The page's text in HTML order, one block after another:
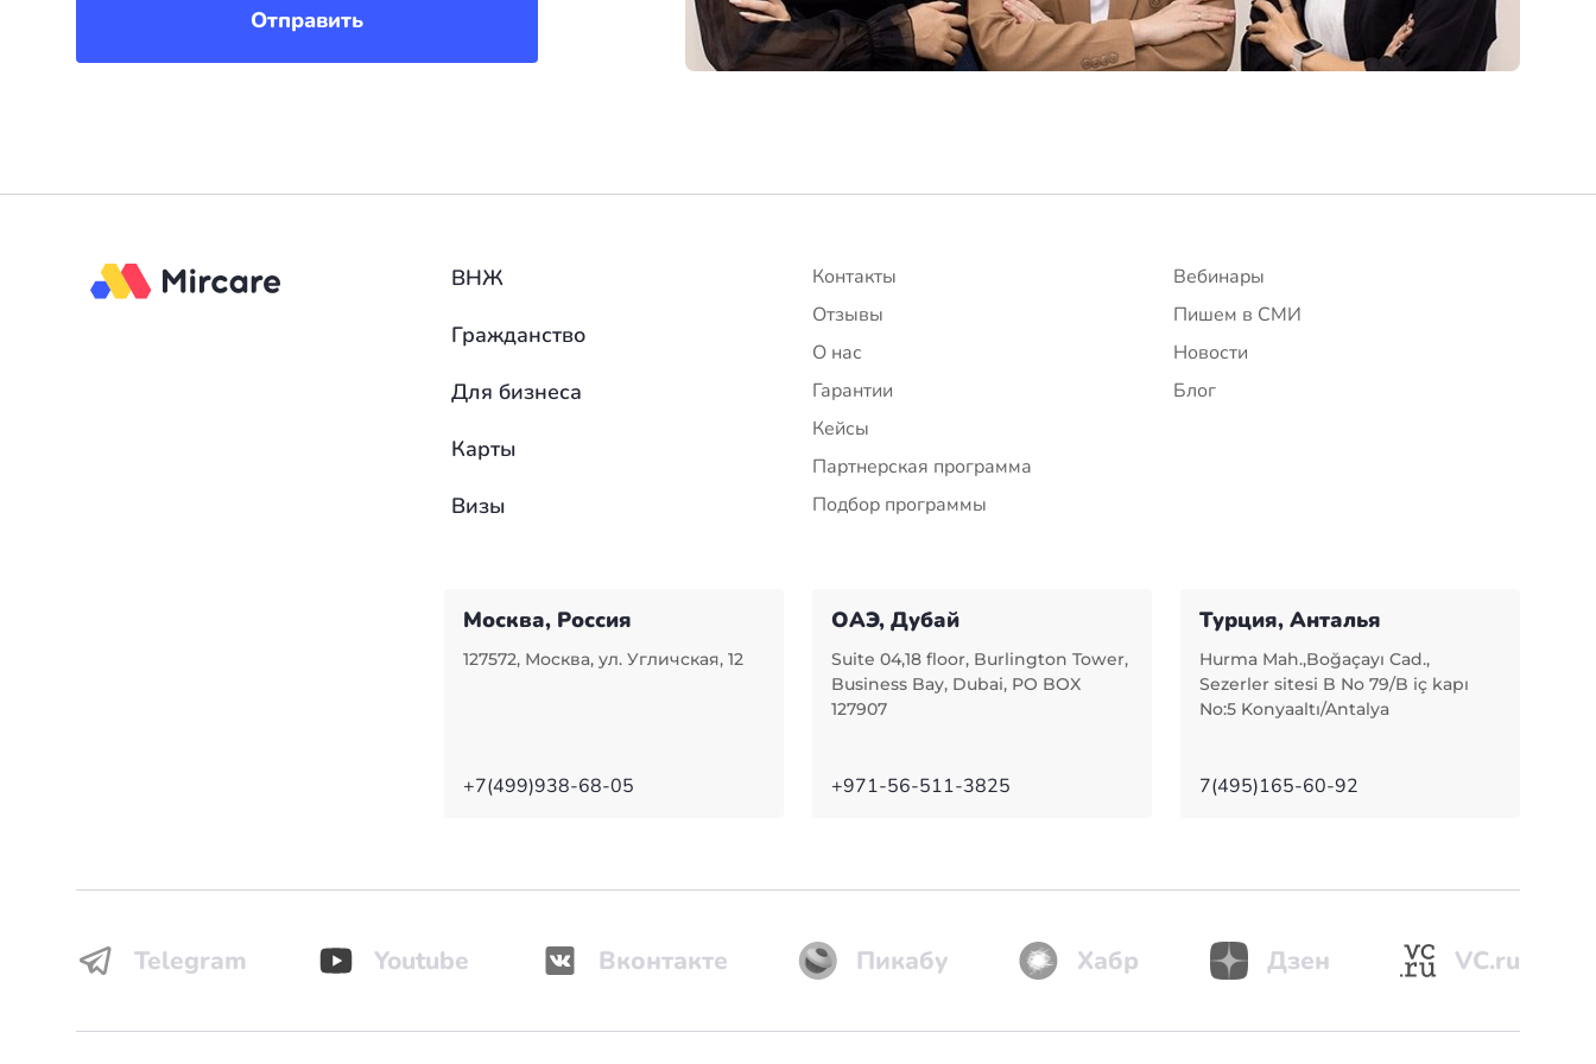
Отправить
ВНЖ
Гражданство
Для бизнеса
Карты
Визы
Контакты
Отзывы
О нас
Гарантии
Кейсы
Партнерская программа
Подбор программы
Вебинары
Пишем в СМИ
Новости
Блог
Москва, Россия
127572, Москва, ул. Угличская, 12
+7(499)938-68-05
ОАЭ, Дубай
Suite 04,18 floor, Burlington Tower,
Business Bay, Dubai, PO BOX
127907
+971-56-511-3825
Турция, Анталья
Hurma Mah.,Boğaçayı Cad.,
Sezerler sitesi B No 79/B iç kapı
No:5 Konyaaltı/Antalya
7(495)165-60-92
Telegram Youtube Вконтакте Пикабу Хабр Дзен VC.ru